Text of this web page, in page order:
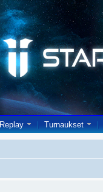
Replay Turnaukset